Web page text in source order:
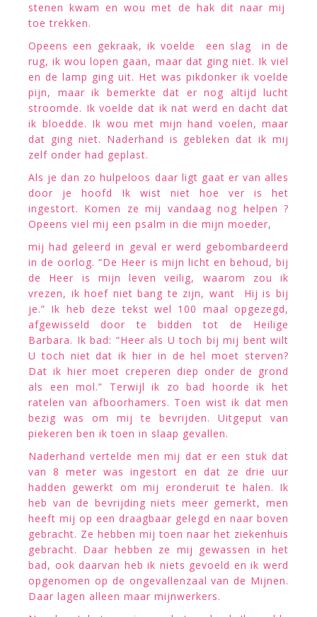
stenen kwam en wou met de hak dit naar mij
toe trekken.
Opeens een gekraak, ik voelde een slag in de
rug, ik wou lopen gaan, maar dat ging niet. Ik viel
en de lamp ging uit. Het was pikdonker ik voelde
pijn, maar ik bemerkte dat er nog altijd lucht
stroomde. Ik voelde dat ik nat werd en dacht dat
ik bloedde. Ik wou met mijn hand voelen, maar
dat ging niet. Naderhand is gebleken dat ik mij
zelf onder had geplast.
Als je dan zo hulpeloos daar ligt gaat er van alles
door je hoofd Ik wist niet hoe ver is het
ingestort. Komen ze mij vandaag nog helpen ?
Opeens viel mij een psalm in die mijn moeder,
mij had geleerd in geval er werd gebombardeerd
in de oorlog. “De Heer is mijn licht en behoud, bij
de Heer is mijn leven veilig, waarom zou ik
vrezen, ik hoef niet bang te zijn, want Hij is bij
je.” Ik heb deze tekst wel 100 maal opgezegd,
afgewisseld door te bidden tot de Heilige
Barbara. Ik bad: “Heer als U toch bij mij bent wilt
U toch niet dat ik hier in de hel moet sterven?
Dat ik hier moet creperen diep onder de grond
als een mol.” Terwijl ik zo bad hoorde ik het
ratelen van afboorhamers. Toen wist ik dat men
bezig was om mij te bevrijden. Uitgeput van
piekeren ben ik toen in slaap gevallen.
Naderhand vertelde men mij dat er een stuk dat
van 8 meter was ingestort en dat ze drie uur
hadden gewerkt om mij eronderuit te halen. Ik
heb van de bevrijding niets meer gemerkt, men
heeft mij op een draagbaar gelegd en naar boven
gebracht. Ze hebben mij toen naar het ziekenhuis
gebracht. Daar hebben ze mij gewassen in het
bad, ook daarvan heb ik niets gevoeld en ik werd
opgenomen op de ongevallenzaal van de Mijnen.
Daar lagen alleen maar mijnwerkers.